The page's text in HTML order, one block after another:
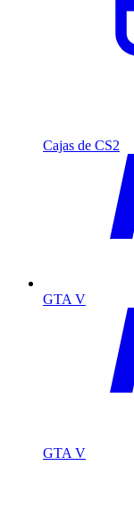
Cajas de CS2
GTA V
GTA V